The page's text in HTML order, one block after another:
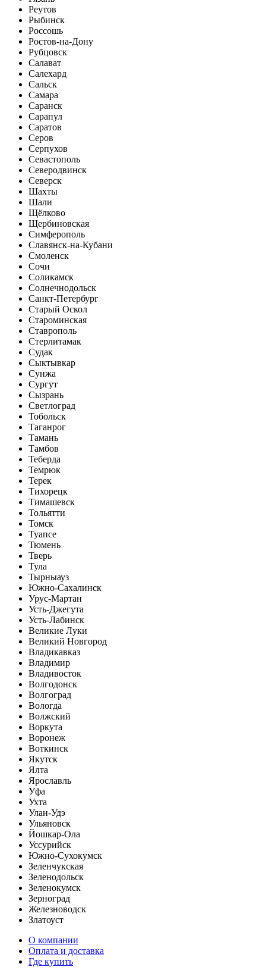
Реутов
Рыбинск
Россошь
Ростов-на-Дону
Рубцовск
Салават
Салехард
Сальск
Самара
Саранск
Сарапул
Саратов
Серов
Серпухов
Севастополь
Северодвинск
Северск
Шахты
Шали
Щёлково
Щербиновская
Симферополь
Славянск-на-Кубани
Смоленск
Сочи
Соликамск
Солнечнодольск
Санкт-Петербург
Старый Оскол
Староминская
Ставрополь
Стерлитамак
Судак
Сыктывкар
Сунжа
Сургут
Сызрань
Светлоград
Тобольск
Таганрог
Тамань
Тамбов
Теберда
Темрюк
Терек
Тихорецк
Тимашевск
Тольятти
Томск
Туапсе
Тюмень
Тверь
Тула
Тырныауз
Южно-Сахалинск
Урус-Мартан
Усть-Джегута
Усть-Лабинск
Великие Луки
Великий Новгород
Владикавказ
Владимир
Владивосток
Волгодонск
Волгоград
Вологда
Волжский
Воркута
Воронеж
Воткинск
Якутск
Ялта
Ярославль
Уфа
Ухта
Улан-Удэ
Ульяновск
Йошкар-Ола
Уссурийск
Южно-Сухокумск
Зеленчукская
Зеленодольск
Зеленокумск
Зерноград
Железноводск
Златоуст
О компании
Оплата и доставка
Где купить